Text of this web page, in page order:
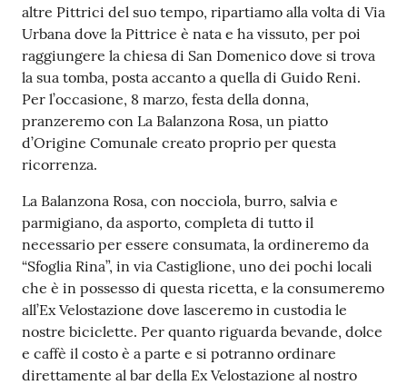
Seguici
su
altre Pittrici del suo tempo, ripartiamo alla volta di Via
Urbana dove la Pittrice è nata e ha vissuto, per poi
raggiungere la chiesa di San Domenico dove si trova
la sua tomba, posta accanto a quella di Guido Reni.
Per l’occasione, 8 marzo, festa della donna,
pranzeremo con La Balanzona Rosa, un piatto
d’Origine Comunale creato proprio per questa
ricorrenza.
La Balanzona Rosa, con nocciola, burro, salvia e
parmigiano, da asporto, completa di tutto il
necessario per essere consumata, la ordineremo da
“Sfoglia Rina”, in via Castiglione, uno dei pochi locali
che è in possesso di questa ricetta, e la consumeremo
all’Ex Velostazione dove lasceremo in custodia le
nostre biciclette. Per quanto riguarda bevande, dolce
e caffè il costo è a parte e si potranno ordinare
direttamente al bar della Ex Velostazione al nostro